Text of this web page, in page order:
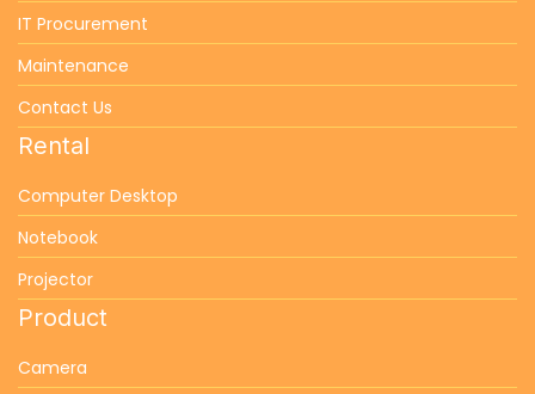
IT Procurement
Maintenance
Contact Us
Rental
Computer Desktop
Notebook
Projector
Product
Camera